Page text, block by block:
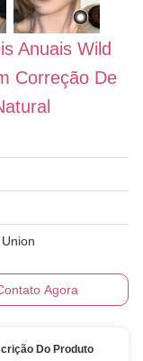
​​anuais Wild
Correção De
Agora
Do Produto